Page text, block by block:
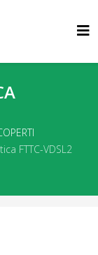
FTTC-VDSL2